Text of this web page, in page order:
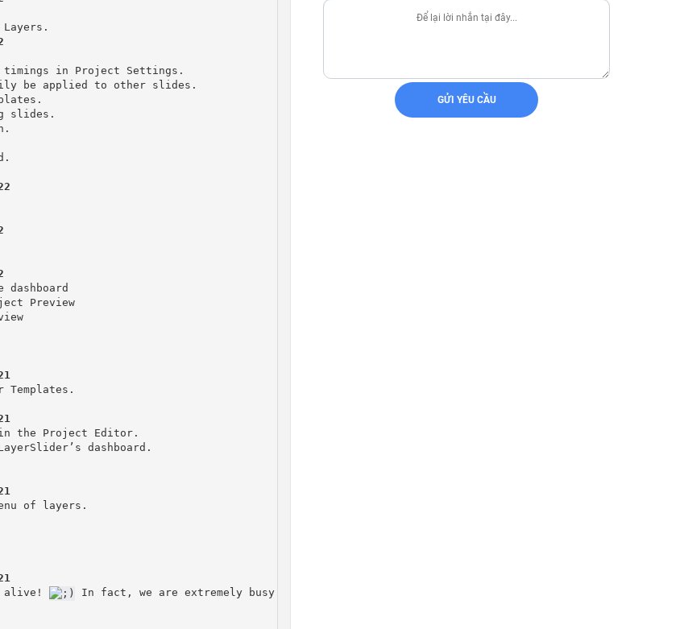
timings in Project Settings.
be applied to other slides.
slides.
Preview
the Project Editor.
dashboard.
of layers.
alive!
In fact, we are extremely busy getting ready